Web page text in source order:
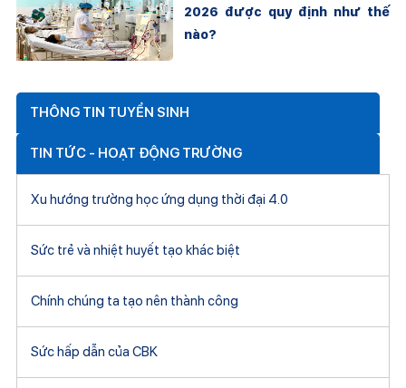
2026 được quy định như thế
nào?
THÔNG TIN TUYỂN SINH
TIN TỨC - HOẠT ĐỘNG TRƯỜNG
Xu hướng trường học ứng dụng thời đại 4.0
Sức trẻ và nhiệt huyết tạo khác biệt
Chính chúng ta tạo nên thành công
Sức hấp dẫn của CBK